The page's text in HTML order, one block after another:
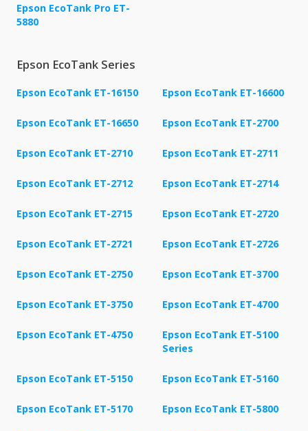
Epson EcoTank Pro ET-
5880
Epson EcoTank Series
Epson EcoTank ET-16150 Epson EcoTank ET-16600
Epson EcoTank ET-16650 Epson EcoTank ET-2700
Epson EcoTank ET-2710 Epson EcoTank ET-2711
Epson EcoTank ET-2712 Epson EcoTank ET-2714
Epson EcoTank ET-2715 Epson EcoTank ET-2720
Epson EcoTank ET-2721 Epson EcoTank ET-2726
Epson EcoTank ET-2750 Epson EcoTank ET-3700
Epson EcoTank ET-3750 Epson EcoTank ET-4700
Epson EcoTank ET-4750
Epson EcoTank ET-5100
Series
Epson EcoTank ET-5150 Epson EcoTank ET-5160
Epson EcoTank ET-5170 Epson EcoTank ET-5800